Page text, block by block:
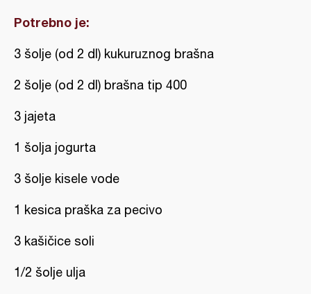
Potrebno je:
3 šolje (od 2 dl) kukuruznog brašna
2 šolje (od 2 dl) brašna tip 400
3 jajeta
1 šolja jogurta
3 šolje kisele vode
1 kesica praška za pecivo
3 kašičice soli
1/2 šolje ulja